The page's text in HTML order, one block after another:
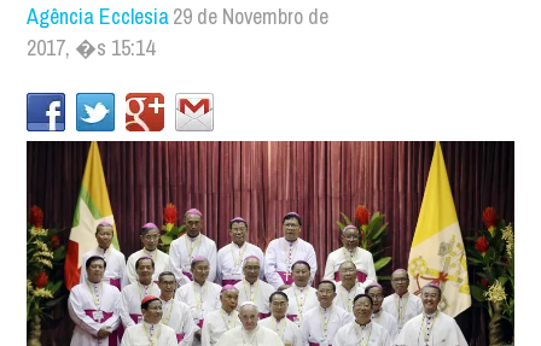
Agência Ecclesia29 de Novembro de
2017, �s 15:14